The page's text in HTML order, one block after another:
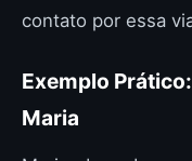
contato por essa
Exemplo
Maria